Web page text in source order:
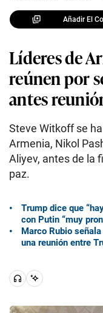
Añadir El
Líderes de
reúnen por
antes
Steve Witkoff se
Armenia, Nikol
Aliyev, antes de la
paz.
Trump dice que
con Putin “muy
Marco Rubio
una reunión entre